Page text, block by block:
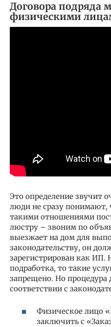
Договора подряда
физическими
Это определение звучит
люди не сразу понимают,
такими отношениями
люстру – звоним по
выезжает на дом для
законодательству, он
зарегистрирован как ИП.
подработка, то такие
запрещено. Но процедура
соответствии с
Физическое лицо
заключить с